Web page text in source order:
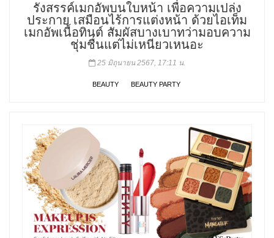
รังสรรค์เมกอัพบนใบหน้า เพื่อความเปล่ง
ประกาย เสมือนไร้การแต่งหน้า ด้วยไอเท็ม
เมกอัพเนื้อทินต์ สัมผัสบางเบาทว่ามอบความ
ชุ่มชื่นแต่ไม่เหนียวเหนอะ
25 มิถุนายน 2567, 17:11 น.
BEAUTY BEAUTY PARTY